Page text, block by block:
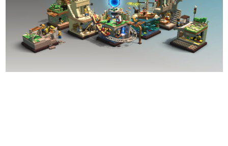
若ゲのいたり〜ゲームクリエイターの青春〜
『うつヌケ』『ペンと箸』等で知られるマンガ家・田中圭
一先生によるゲーム業界レポートマンガです。